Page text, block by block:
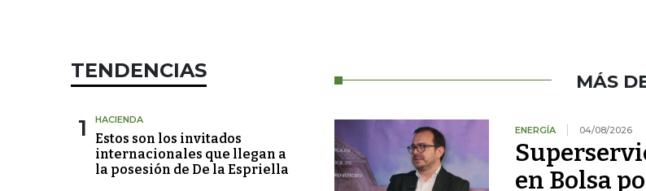
TENDENCIAS
1 HACIENDA
Estos son los invitados
internacionales que llegan a
la posesión de De la Espriella
MÁS
ENERGÍA 04/08/2026
en Bolsa